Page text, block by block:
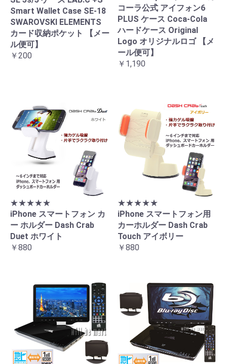
Smart Wallet Case SE-18
SWAROVSKI ELEMENTS
カード収納ポケット 【メー
ル便可】
￥200
コーラ公式 アイフォン6
PLUS ケース Coca-Cola
ハードケース Original
Logo オリジナルロゴ 【メ
ール便可】
￥1,190
★★★★★
iPhone スマートフォン カ
ー ホルダー Dash Crab
Duet ホワイト
￥880
★★★★★
iPhone スマートフォン用
カーホルダー Dash Crab
Touch アイボリー
￥880